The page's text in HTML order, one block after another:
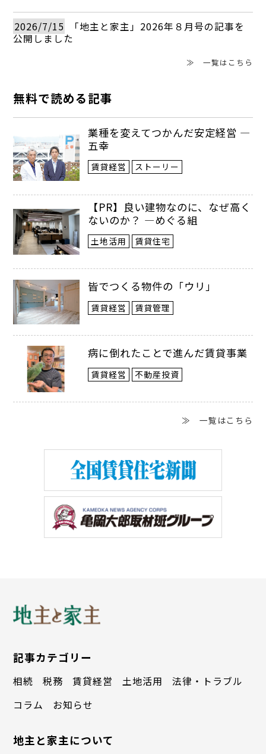
2026/7/15
「地主と家主」2026年８月号の記事を
公開しました
≫ 一覧はこちら
無料で読める記事
業種を変えてつかんだ安定経営 ―
五幸
賃貸経営 ストーリー
【PR】良い建物なのに、なぜ高く
ないのか？ ―めぐる組
土地活用 賃貸住宅
皆でつくる物件の「ウリ」
賃貸経営 賃貸管理
病に倒れたことで進んだ賃貸事業
賃貸経営 不動産投資
≫ 一覧はこちら
記事カテゴリー
相続 税務 賃貸経営 土地活用
法律・トラブル
コラム
お知らせ
地主と家主について